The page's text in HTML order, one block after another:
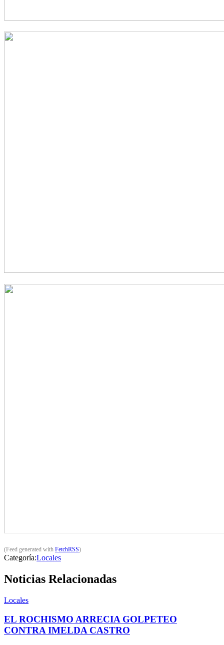
(Feed generated with FetchRSS)
Categoría:Locales
Noticias Relacionadas
Locales
EL ROCHISMO ARRECIA GOLPETEO
CONTRA IMELDA CASTRO